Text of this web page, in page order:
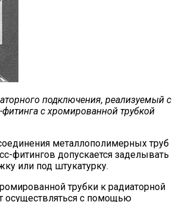
подключения, реализуемый с
с хромированной трубкой
металлополимерных труб
фитингов допускается заделывать
или под штукатурку.
трубки к радиаторной
осуществляться с помощью